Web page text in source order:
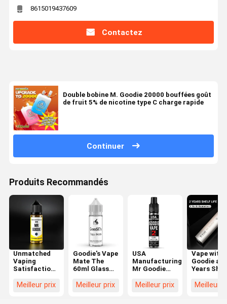
8615019437609
Contactez
Double bobine M. Goodie 20000 bouffées goût
de fruit 5% de nicotine type C charge rapide
Continuer
Produits Recommandés
Unmatched
Vaping
Satisfaction
Goodie Vape
Meilleur prix
Goodie's Vape
Mate The
60ml Glass
Vaping You
Meilleur prix
USA
Manufacturing
Mr Goodie
Shelf Life
Meilleur prix
Vape with
Goodie
Years
Meilleur